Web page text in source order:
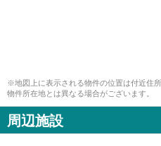
※地図上に表示される物件の位置は付近住
物件所在地とは異なる場合がございます。
周辺施設